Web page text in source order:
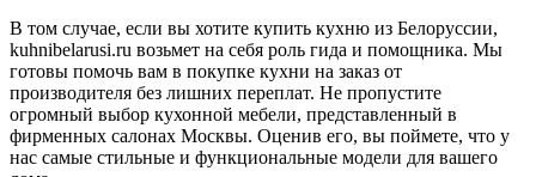
В том случае, если вы хотите купить кухню из Белоруссии,
kuhnibelarusi.ru возьмет на себя роль гида и помощника. Мы
готовы помочь вам в покупке кухни на заказ от
производителя без лишних переплат. Не пропустите
огромный выбор кухонной мебели, представленный в
фирменных салонах Москвы. Оценив его, вы поймете, что у
нас самые стильные и функциональные модели для вашего